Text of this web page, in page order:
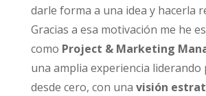
darle forma a una idea y hacerla
Gracias a esa motivación me he
como Project & Marketing
una amplia experiencia liderando
desde cero, con una visión